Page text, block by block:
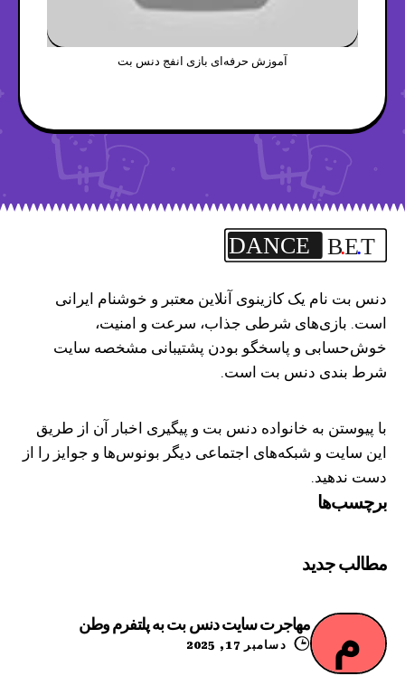
آموزش حرفه‌ای بازی انفج دنس بت
DANCE B.E.T
دنس بت نام یک کازینوی آنلاین معتبر و خوشنام ایرانی
است. بازی‌های شرطی جذاب، سرعت و امنیت،
خوش‌حسابی و پاسخگو بودن پشتیبانی مشخصه سایت
شرط بندی دنس بت است.
با پیوستن به خانواده دنس بت و پیگیری اخبار آن از طریق
این سایت و شبکه‌های اجتماعی دیگر بونوس‌ها و جوایز را از
دست ندهید.
برچسب‌ها
مطالب جدید
م مهاجرت سایت دنس بت به پلتفرم وطن
دسامبر 17, 2025